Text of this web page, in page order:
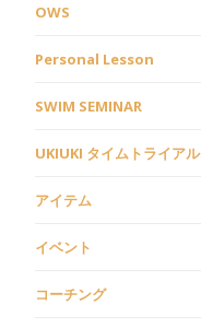
OWS
Personal Lesson
SWIM SEMINAR
UKIUKI タイムトライアル
アイテム
イベント
コーチング